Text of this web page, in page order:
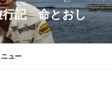
記 命とおし
ニュー